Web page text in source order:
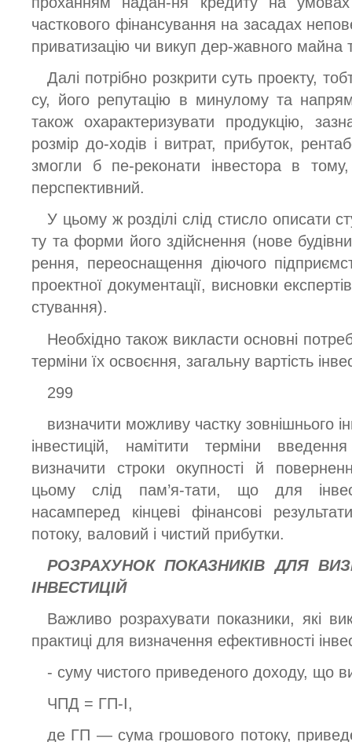
часткового фінансування на засадах
приватизацію чи викуп дер-жавного майна
Далі потрібно розкрити суть проекту,
су, його репутацію в минулому та
також охарактеризувати продукцію,
розмір до-ходів і витрат, прибуток,
змогли б пе-реконати інвестора в
перспективний.
У цьому ж розділі слід стисло описати
ту та форми його здійснення (нове
рення, переоснащення діючого
проектної документації, висновки
стування).
Необхідно також викласти основні
терміни їх освоєння, загальну вартість
299
визначити можливу частку зовнішнього
інвестицій, намітити терміни
визначити строки окупності й
цьому слід пам’я-тати, що для
насамперед кінцеві фінансові
потоку, валовий і чистий прибутки.
РОЗРАХУНОК ПОКАЗНИКІВ ДЛЯ
ІНВЕСТИЦІЙ
Важливо розрахувати показники, які
практиці для визначення ефективності
- суму чистого приведеного доходу, що
ЧПД = ГП-І,
де ГП — сума грошового потоку,